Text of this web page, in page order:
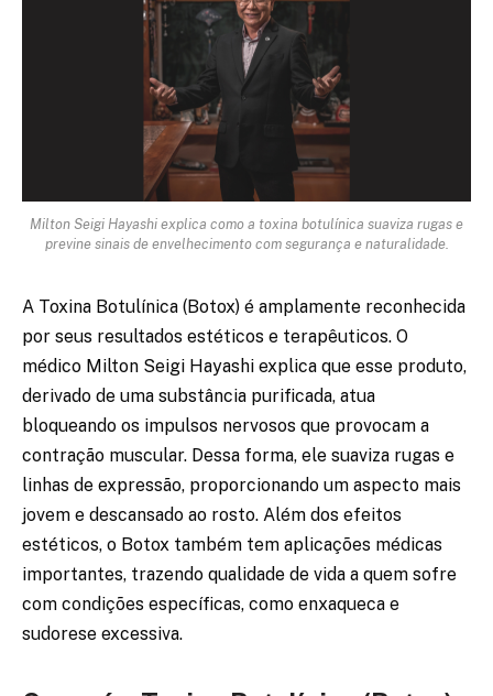
Milton Seigi Hayashi explica como a toxina botulínica suaviza rugas e
previne sinais de envelhecimento com segurança e naturalidade.
A Toxina Botulínica (Botox) é amplamente reconhecida
por seus resultados estéticos e terapêuticos. O
médico Milton Seigi Hayashi explica que esse produto,
derivado de uma substância purificada, atua
bloqueando os impulsos nervosos que provocam a
contração muscular. Dessa forma, ele suaviza rugas e
linhas de expressão, proporcionando um aspecto mais
jovem e descansado ao rosto. Além dos efeitos
estéticos, o Botox também tem aplicações médicas
importantes, trazendo qualidade de vida a quem sofre
com condições específicas, como enxaqueca e
sudorese excessiva.